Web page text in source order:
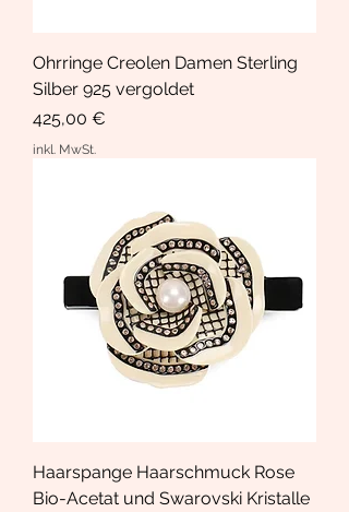
Ohrringe Creolen Damen Sterling
Silber 925 vergoldet
Preis
425,00 €
inkl. MwSt.
Haarspange Haarschmuck Rose
Bio-Acetat und Swarovski Kristalle